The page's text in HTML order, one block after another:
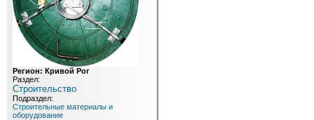
Регион: Кривой Рог
Раздел:
Строительство
Подраздел:
Строительные материалы и
оборудование